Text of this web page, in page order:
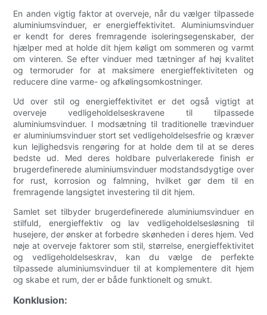
En anden vigtig faktor at overveje, når du vælger tilpassede
aluminiumsvinduer, er energieffektivitet. Aluminiumsvinduer
er kendt for deres fremragende isoleringsegenskaber, der
hjælper med at holde dit hjem køligt om sommeren og varmt
om vinteren. Se efter vinduer med tætninger af høj kvalitet
og termoruder for at maksimere energieffektiviteten og
reducere dine varme- og afkølingsomkostninger.
Ud over stil og energieffektivitet er det også vigtigt at
overveje vedligeholdelseskravene til tilpassede
aluminiumsvinduer. I modsætning til traditionelle trævinduer
er aluminiumsvinduer stort set vedligeholdelsesfrie og kræver
kun lejlighedsvis rengøring for at holde dem til at se deres
bedste ud. Med deres holdbare pulverlakerede finish er
brugerdefinerede aluminiumsvinduer modstandsdygtige over
for rust, korrosion og falmning, hvilket gør dem til en
fremragende langsigtet investering til dit hjem.
Samlet set tilbyder brugerdefinerede aluminiumsvinduer en
stilfuld, energieffektiv og lav vedligeholdelsesløsning til
husejere, der ønsker at forbedre skønheden i deres hjem. Ved
nøje at overveje faktorer som stil, størrelse, energieffektivitet
og vedligeholdelseskrav, kan du vælge de perfekte
tilpassede aluminiumsvinduer til at komplementere dit hjem
og skabe et rum, der er både funktionelt og smukt.
Konklusion: